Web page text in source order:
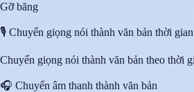
Gỡ băng
🎙️ Chuyển giọng nói thành văn bản thời
Chuyển giọng nói thành văn bản theo thời
🎧 Chuyển âm thanh thành văn bản